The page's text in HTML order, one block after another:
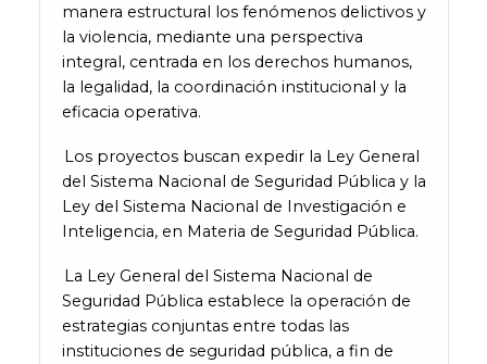
manera estructural los fenómenos delictivos y
la violencia, mediante una perspectiva
integral, centrada en los derechos humanos,
la legalidad, la coordinación institucional y la
eficacia operativa.
Los proyectos buscan expedir la Ley General
del Sistema Nacional de Seguridad Pública y la
Ley del Sistema Nacional de Investigación e
Inteligencia, en Materia de Seguridad Pública.
La Ley General del Sistema Nacional de
Seguridad Pública establece la operación de
estrategias conjuntas entre todas las
instituciones de seguridad pública, a fin de